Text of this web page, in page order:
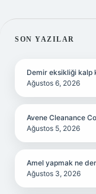
SON YAZILAR
Demir eksikliği kalp
Ağustos 6, 2026
Avene Cleanance
Ağustos 5, 2026
Amel yapmak ne
Ağustos 3, 2026